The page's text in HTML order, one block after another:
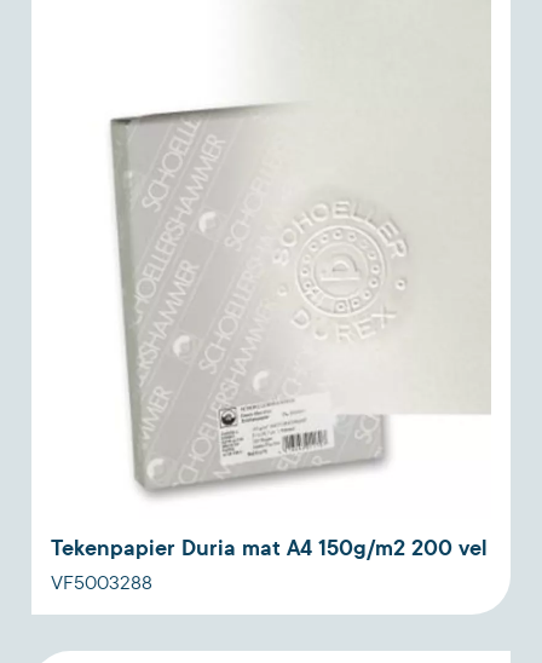
Tekenpapier Duria mat A4 150g/m2 200 vel
VF5003288